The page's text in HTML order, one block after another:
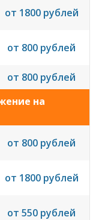
от 1800 рублей
от 800 рублей
от 800 рублей
на
от 800 рублей
от 1800 рублей
от 550 рублей